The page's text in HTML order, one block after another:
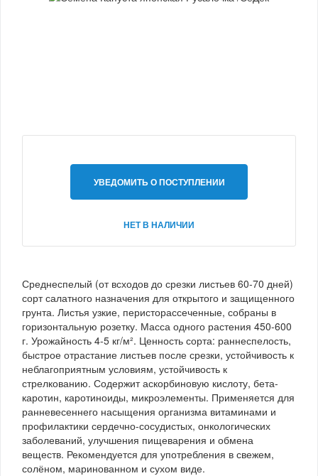
УВЕДОМИТЬ О ПОСТУПЛЕНИИ
НЕТ В НАЛИЧИИ
Среднеспелый (от всходов до срезки листьев 60-70 дней)
сорт салатного назначения для открытого и защищенного
грунта. Листья узкие, перисторассеченные, собраны в
горизонтальную розетку. Масса одного растения 450-600
г. Урожайность 4-5 кг/м². Ценность сорта: раннеспелость,
быстрое отрастание листьев после срезки, устойчивость к
неблагоприятным условиям, устойчивость к
стрелкованию. Содержит аскорбиновую кислоту, бета-
каротин, каротиноиды, микроэлементы. Применяется для
ранневесеннего насыщения организма витаминами и
профилактики сердечно-сосудистых, онкологических
заболеваний, улучшения пищеварения и обмена
веществ. Рекомендуется для употребления в свежем,
солёном, маринованном и сухом виде.